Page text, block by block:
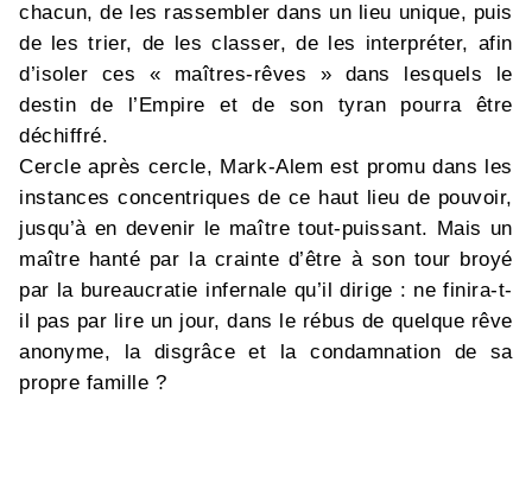
chacun, de les rassembler dans un lieu unique, puis
de les trier, de les classer, de les interpréter, afin
d’isoler ces « maîtres-rêves » dans lesquels le
destin de l’Empire et de son tyran pourra être
déchiffré.
Cercle après cercle, Mark-Alem est promu dans les
instances concentriques de ce haut lieu de pouvoir,
jusqu’à en devenir le maître tout-puissant. Mais un
maître hanté par la crainte d’être à son tour broyé
par la bureaucratie infernale qu’il dirige : ne finira-t-
il pas par lire un jour, dans le rébus de quelque rêve
anonyme, la disgrâce et la condamnation de sa
propre famille ?